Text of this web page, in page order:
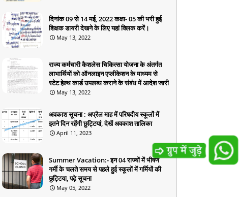
दिनांक 09 से 14 मई, 2022 कक्षा- 05 की भरी हुई
शिक्षक डायरी देखने के लिए यहां क्लिक करें।
May 13, 2022
राज्य कर्मचारी कैशलेस चिकित्सा योजना के अंतर्गत
लाभार्थियों को ऑनलाइन एप्लीकेशन के माध्यम से
स्टेट हेल्थ कार्ड उपलब्ध कराने के संबंध में आदेश जारी
May 13, 2022
अवकाश सूचना : अप्रैल माह में परिषदीय स्कूलों में
इतने दिन रहेंगी छुट्टियां, देखें अवकाश तालिका
April 11, 2023
Summer Vacation:- इन 04 राज्यों में भीषण
गर्मी के चलते समय से पहले हुई स्कूलों में गर्मियों की
छुट्टिया, पढ़े सूचना
May 05, 2022